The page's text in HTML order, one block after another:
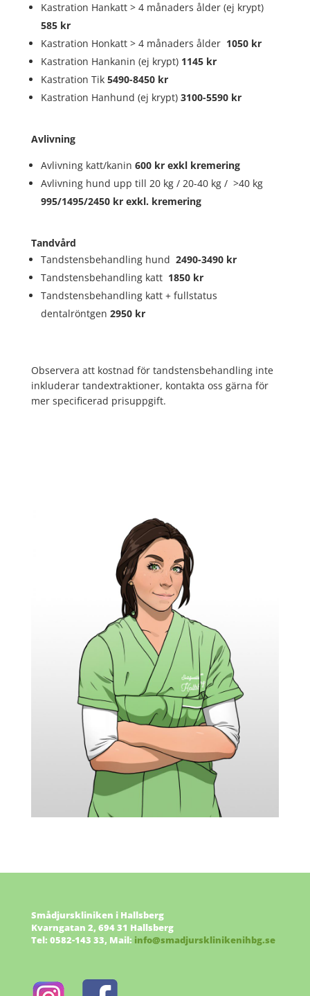
Kastration Hankatt > 4 månaders ålder (ej krypt)
585 kr
Kastration Honkatt > 4 månaders ålder 1050 kr
Kastration Hankanin (ej krypt) 1145 kr
Kastration Tik 5490-8450 kr
Kastration Hanhund (ej krypt) 3100-5590 kr
Avlivning
Avlivning katt/kanin 600 kr exkl kremering
Avlivning hund upp till 20 kg / 20-40 kg / >40 kg
995/1495/2450 kr exkl. kremering
Tandvård
Tandstensbehandling hund 2490-3490 kr
Tandstensbehandling katt 1850 kr
Tandstensbehandling katt + fullstatus
dentalröntgen 2950 kr
Observera att kostnad för tandstensbehandling inte
inkluderar tandextraktioner, kontakta oss gärna för
mer specificerad prisuppgift.
Smådjurskliniken i Hallsberg
Kvarngatan 2, 694 31 Hallsberg
Tel: 0582-143 33, Mail: info@smadjursklinikenihbg.se